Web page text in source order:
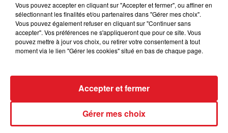
BÉTHUNE: ENQUÊTE POUR HOMICIDE
VOLONTAIRE EN COURS, APRÈS LA...
à des prostituées
Vous pouvez accepter en cliquant sur "Accepter et fermer", ou affiner en
sélectionnant les finalités et/ou partenaires dans "Gérer mes choix".
Vous pouvez également refuser en cliquant sur "Continuer sans
accepter". Vos préférences ne s'appliqueront que pour ce site. Vous
pouvez mettre à jour vos choix, ou retirer votre consentement à tout
moment via le lien "Gérer les cookies" situé en bas de chaque page.
Gérer mes choix
Accepter et fermer